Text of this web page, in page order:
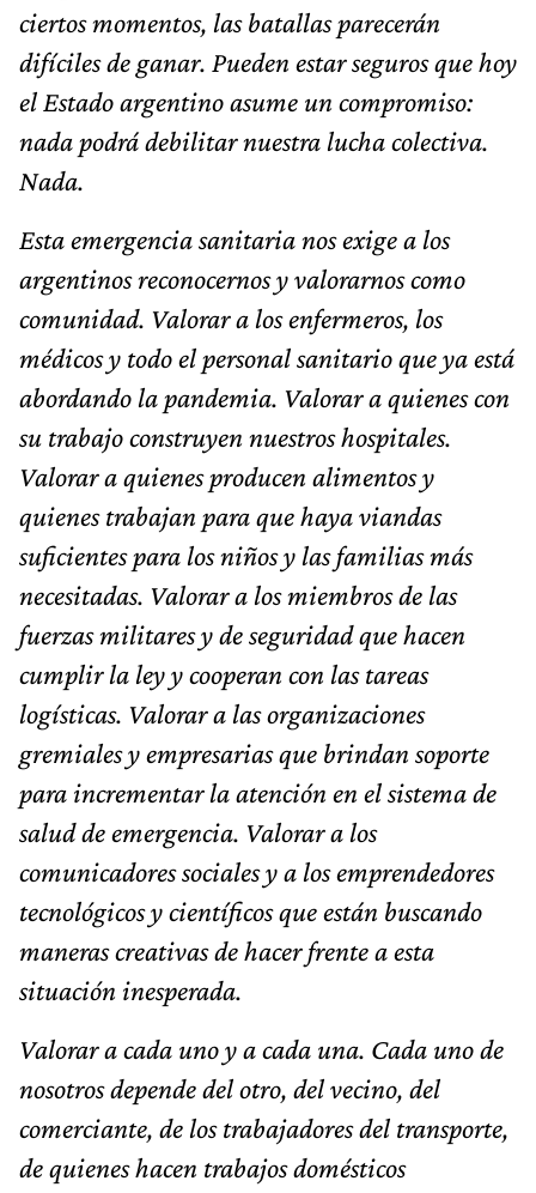
ciertos momentos, las batallas parecerán
difíciles de ganar. Pueden estar seguros que hoy
el Estado argentino asume un compromiso:
nada podrá debilitar nuestra lucha colectiva.
Nada.
Esta emergencia sanitaria nos exige a los
argentinos reconocernos y valorarnos como
comunidad. Valorar a los enfermeros, los
médicos y todo el personal sanitario que ya está
abordando la pandemia. Valorar a quienes con
su trabajo construyen nuestros hospitales.
Valorar a quienes producen alimentos y
quienes trabajan para que haya viandas
suficientes para los niños y las familias más
necesitadas. Valorar a los miembros de las
fuerzas militares y de seguridad que hacen
cumplir la ley y cooperan con las tareas
logísticas. Valorar a las organizaciones
gremiales y empresarias que brindan soporte
para incrementar la atención en el sistema de
salud de emergencia. Valorar a los
comunicadores sociales y a los emprendedores
tecnológicos y científicos que están buscando
maneras creativas de hacer frente a esta
situación inesperada.
Valorar a cada uno y a cada una. Cada uno de
nosotros depende del otro, del vecino, del
comerciante, de los trabajadores del transporte,
de quienes hacen trabajos domésticos